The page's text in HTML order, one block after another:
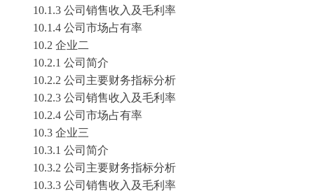
10.1.3 公司销售收入及毛利率
10.1.4 公司市场占有率
10.2 企业二
10.2.1 公司简介
10.2.2 公司主要财务指标分析
10.2.3 公司销售收入及毛利率
10.2.4 公司市场占有率
10.3 企业三
10.3.1 公司简介
10.3.2 公司主要财务指标分析
10.3.3 公司销售收入及毛利率